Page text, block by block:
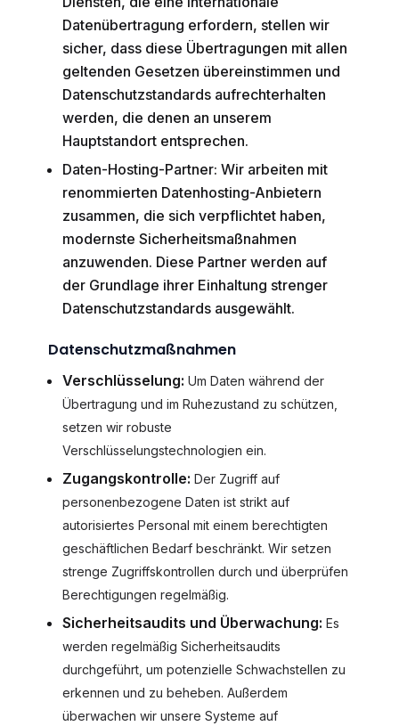
Datenübertragung erfordern, stellen wir
sicher, dass diese Übertragungen mit allen
geltenden Gesetzen übereinstimmen und
Datenschutzstandards aufrechterhalten
werden, die denen an unserem
Hauptstandort entsprechen.
Daten-Hosting-Partner: Wir arbeiten mit
renommierten Datenhosting-Anbietern
zusammen, die sich verpflichtet haben,
modernste Sicherheitsmaßnahmen
anzuwenden. Diese Partner werden auf
der Grundlage ihrer Einhaltung strenger
Datenschutzstandards ausgewählt.
Datenschutzmaßnahmen
Verschlüsselung: Um Daten während der
Übertragung und im Ruhezustand zu schützen,
setzen wir robuste
Verschlüsselungstechnologien ein.
Zugangskontrolle: Der Zugriff auf
personenbezogene Daten ist strikt auf
autorisiertes Personal mit einem berechtigten
geschäftlichen Bedarf beschränkt. Wir setzen
strenge Zugriffskontrollen durch und überprüfen
Berechtigungen regelmäßig.
Sicherheitsaudits und Überwachung: Es
werden regelmäßig Sicherheitsaudits
durchgeführt, um potenzielle Schwachstellen zu
erkennen und zu beheben. Außerdem
überwachen wir unsere Systeme auf